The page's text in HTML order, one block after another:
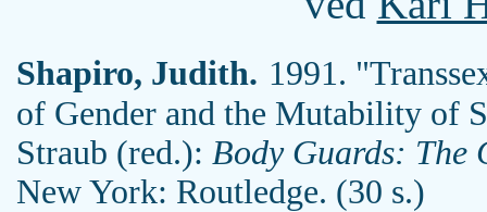
Shapiro, Judith. 1991.
of Gender and the Mutability of
Straub (red.): Body Guards: The
New York: Routledge. (30 s.)